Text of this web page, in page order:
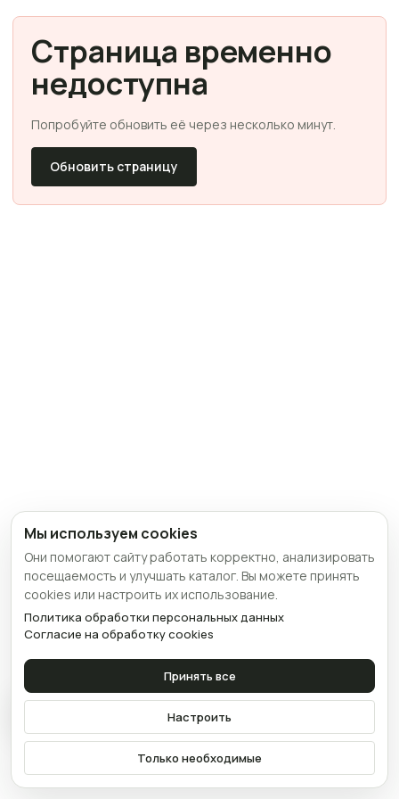
Страница временно
недоступна
Попробуйте обновить её через несколько минут.
Обновить страницу
Связаться
Мы используем cookies
Они помогают сайту работать корректно, анализировать
посещаемость и улучшать каталог. Вы можете принять
cookies или настроить их использование.
Политика обработки персональных данных
Согласие на обработку cookies
Принять все
Настроить
Только необходимые